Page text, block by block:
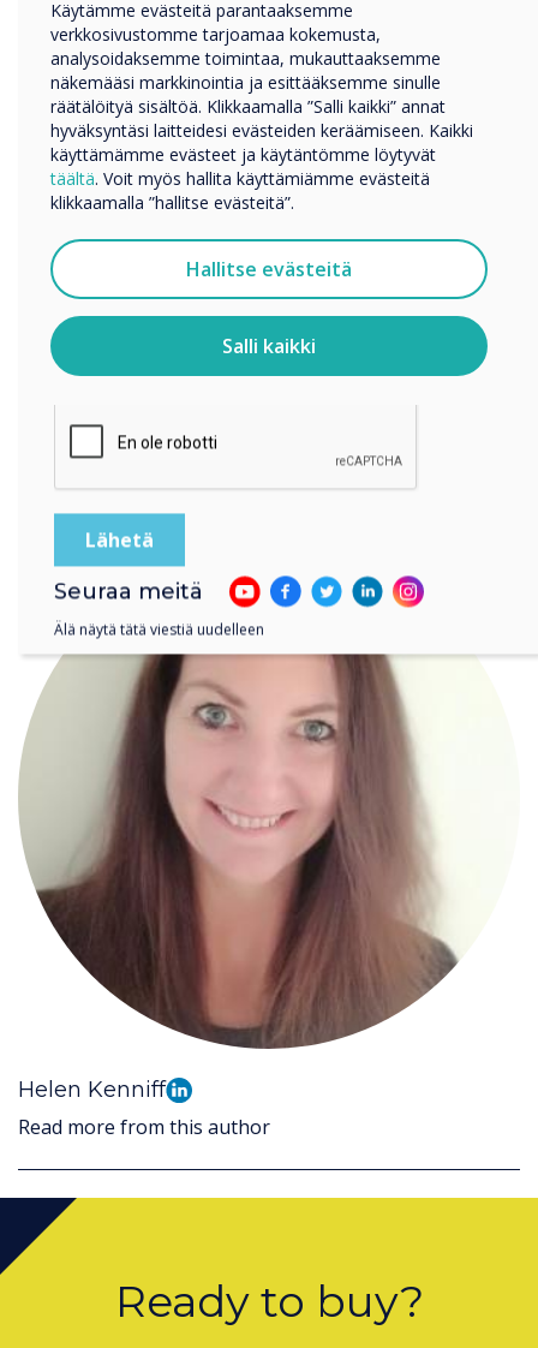
Helen Kenniff
Read more from this author
Clevertouch expands digital signage range
Ready to buy?
Käytämme evästeitä parantaaksemme
verkkosivustomme tarjoamaa kokemusta,
analysoidaksemme toimintaa, mukauttaaksemme
näkemääsi markkinointia ja esittääksemme sinulle
räätälöityä sisältöä. Klikkaamalla ”Salli kaikki” annat
hyväksyntäsi laitteidesi evästeiden keräämiseen. Kaikki
käyttämämme evästeet ja käytäntömme löytyvät
täältä. Voit myös hallita käyttämiämme evästeitä
klikkaamalla ”hallitse evästeitä”.
Hallitse evästeitä
Salli kaikki
Koulutus
Yritys
Muut
Yrityksen nimi
Haluamme ottaa sinuun yhteyttä tuotteistamme ja
palveluistamme sähköpostitse, puhelimitse tai postitse.
Suostun vastaanottamaan viestejä Clevertouch.
Tietoja siitä, miten keräämme ja käytämme
henkilötietojasi, ontietosuojaselosteessamme.
Klikkaamalla lähetä annat Clevertouch luvan tallentaa ja
käsitellä antamiasi tietoja.
Seuraa meitä
Älä näytä tätä viestiä uudelleen